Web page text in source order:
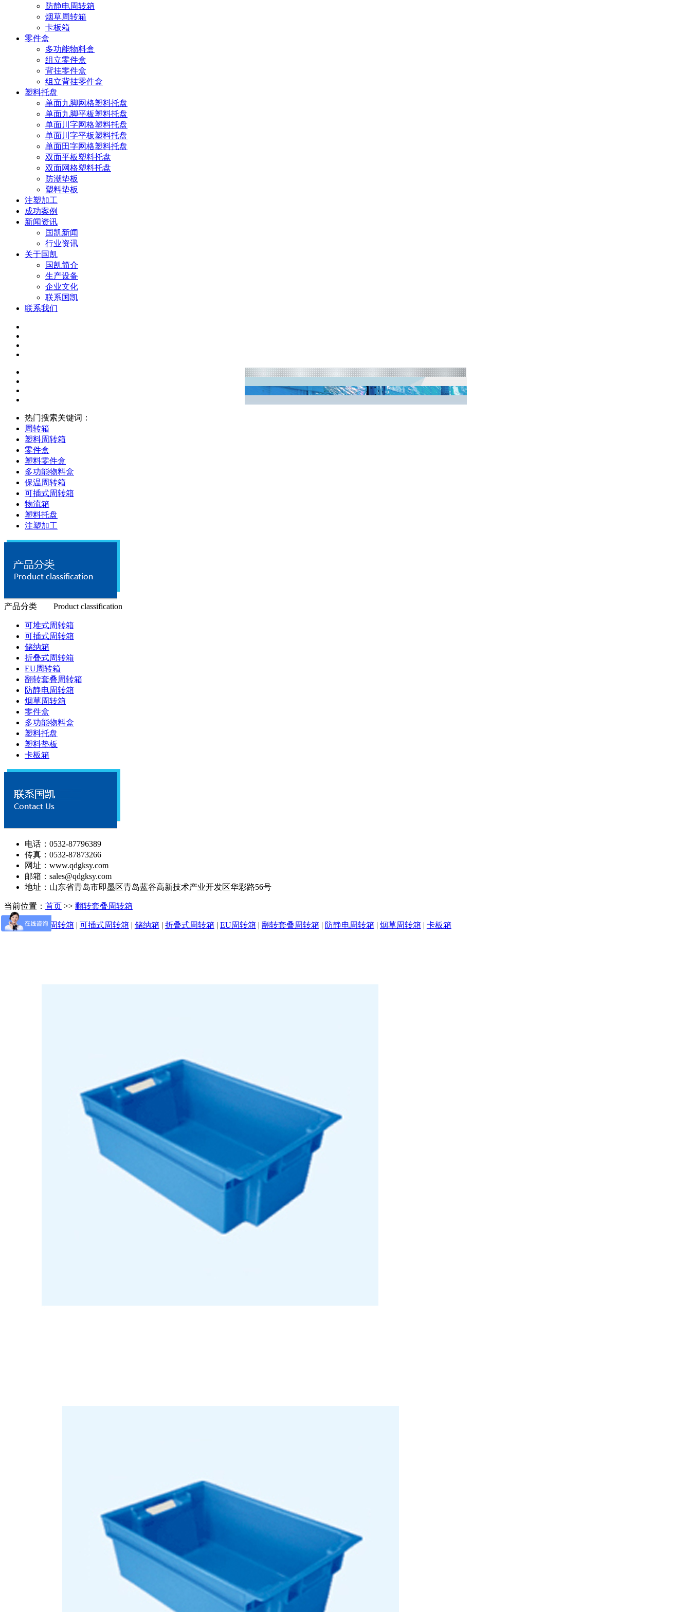
防静电周转箱
烟草周转箱
卡板箱
零件盒
多功能物料盒
组立零件盒
背挂零件盒
组立背挂零件盒
塑料托盘
单面九脚网格塑料托盘
单面九脚平板塑料托盘
单面川字网格塑料托盘
单面川字平板塑料托盘
单面田字网格塑料托盘
双面平板塑料托盘
双面网格塑料托盘
防潮垫板
塑料垫板
注塑加工
成功案例
新闻资讯
国凯新闻
行业资讯
关于国凯
国凯简介
生产设备
企业文化
联系国凯
联系我们
热门搜索关键词：
周转箱
塑料周转箱
零件盒
塑料零件盒
多功能物料盒
保温周转箱
可插式周转箱
物流箱
塑料托盘
注塑加工
产品分类 Product classification
可堆式周转箱
可插式周转箱
储纳箱
折叠式周转箱
EU周转箱
翻转套叠周转箱
防静电周转箱
烟草周转箱
零件盒
多功能物料盒
塑料托盘
塑料垫板
卡板箱
电话：0532-87796389
传真：0532-87873266
网址：www.qdgksy.com
邮箱：sales@qdgksy.com
地址：山东省青岛市即墨区青岛蓝谷高新技术产业开发区华彩路56号
当前位置： 首页 >> 翻转套叠周转箱
可堆式周转箱 | 可插式周转箱 | 储纳箱 | 折叠式周转箱 | EU周转箱 | 翻转套叠周转箱 | 防静电周转箱 | 烟草周转箱 | 卡板箱